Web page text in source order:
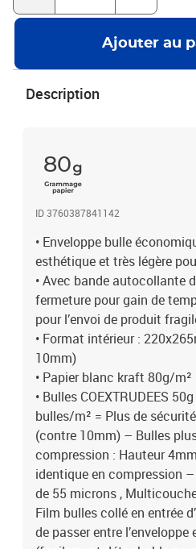
Ajouter au
Description
80
ID 3760387841142
• Enveloppe bulle
esthétique et très légère
• Avec bande autocollante
fermeture pour gain de
pour l’envoi de produit
• Format intérieur :
10mm)
• Papier blanc kraft 80g/m²
• Bulles COEXTRUDEES
bulles/m² = Plus de
(contre 10mm) – Bulles
compression : Hauteur
identique en compression
de 55 microns ,
Film bulles collé en entrée
de passer entre l’enveloppe